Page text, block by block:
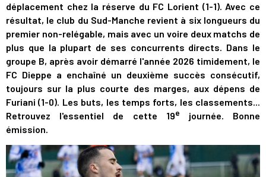
déplacement chez la réserve du FC Lorient (1-1). Avec ce
résultat, le club du Sud-Manche revient à six longueurs du
premier non-relégable, mais avec un voire deux matchs de
plus que la plupart de ses concurrents directs. Dans le
groupe B, après avoir démarré l'année 2026 timidement, le
FC Dieppe a enchaîné un deuxième succès consécutif,
toujours sur la plus courte des marges, aux dépens de
Furiani (1-0). Les buts, les temps forts, les classements...
Retrouvez l'essentiel de cette 19e
journée. Bonne
émission.